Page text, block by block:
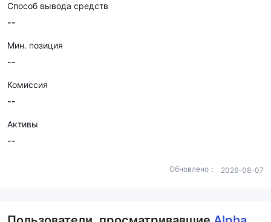
Способ вывода средств
--
Мин. позиция
--
Комиссия
--
Активы
--
Обновлено： 2026-08-07